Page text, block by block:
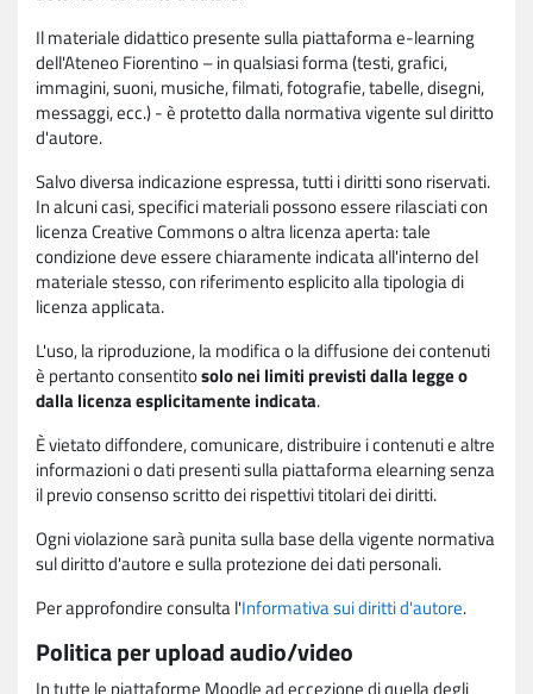
Il materiale didattico presente sulla piattaforma e-learning
dell'Ateneo Fiorentino – in qualsiasi forma (testi, grafici,
immagini, suoni, musiche, filmati, fotografie, tabelle, disegni,
messaggi, ecc.) - è protetto dalla normativa vigente sul diritto
d'autore.
Salvo diversa indicazione espressa, tutti i diritti sono riservati.
In alcuni casi, specifici materiali possono essere rilasciati con
licenza Creative Commons o altra licenza aperta: tale
condizione deve essere chiaramente indicata all'interno del
materiale stesso, con riferimento esplicito alla tipologia di
licenza applicata.
L'uso, la riproduzione, la modifica o la diffusione dei contenuti
è pertanto consentitosolo nei limiti previsti dalla legge o
dalla licenza esplicitamente indicata.
È vietato diffondere, comunicare, distribuire i contenuti e altre
informazioni o dati presenti sulla piattaforma elearning senza
il previo consenso scritto dei rispettivi titolari dei diritti.
Ogni violazione sarà punita sulla base della vigente normativa
sul diritto d'autore e sulla protezione dei dati personali.
Per approfondire consulta l'Informativa sui diritti d'autore.
Politica per upload audio/video
In tutte le piattaforme Moodle ad eccezione di quella degli